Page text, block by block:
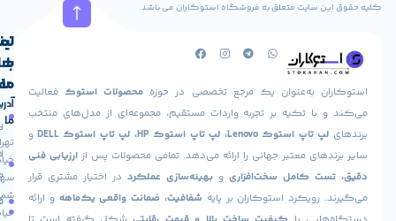
سایت متعلق به فروشگاه استوکاران می باشد.
مفید
کاربری
ارسال
سفارش
فروشگاه
اصلی
درباره
ما
تماس
به‌عنوان یک مرجع تخصصی در حوزهمحصولات استوکفعالیت
تکیه بر تجربه واردات مستقیم، مجموعه‌ای از مدل‌های منتخب
لپ تاپ استوک Lenovo، لپ تاپ استوک HP، لپ تاپ استوک DELL
و
معتبر جهانی را ارائه می‌دهد. تمامی محصولات پس ازارزیابی فنی
کامل سخت‌افزاریو بهینه‌سازی عملکرددر اختیار مشتری قرار
رویکرد استوکاران بر پایهشفافیت، ضمانت واقعی یک‌ماههو ارائه
ما
ما
تهران،
خیابان
سهروردی
شمالی،
خیابان